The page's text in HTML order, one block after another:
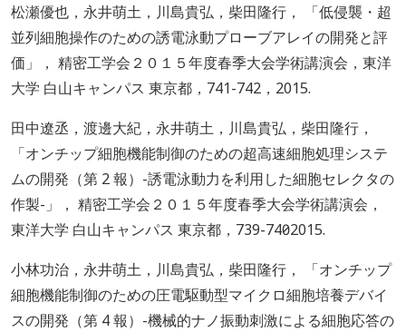
松瀬優也，永井萌土，川島貴弘，柴田隆行， 「低侵襲・超
並列細胞操作のための誘電泳動プローブアレイの開発と評
価」， 精密工学会２０１５年度春季大会学術講演会，東洋
大学 白山キャンパス 東京都，741-742，2015.
田中遼丞，渡邊大紀，永井萌土，川島貴弘，柴田隆行，
「オンチップ細胞機能制御のための超高速細胞処理システ
ムの開発（第 2 報）-誘電泳動力を利用した細胞セレクタの
作製-」， 精密工学会２０１５年度春季大会学術講演会，
東洋大学 白山キャンパス 東京都，739-740，2015.
小林功治，永井萌土，川島貴弘，柴田隆行， 「オンチップ
細胞機能制御のための圧電駆動型マイクロ細胞培養デバイ
スの開発（第 4 報）-機械的ナノ振動刺激による細胞応答の